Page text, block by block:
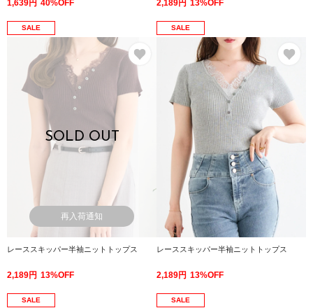
1,639円 40%OFF 2,189円 13%OFF
SALE
SOLD OUT
再入荷通知
レーススキッパー半袖ニットトップス
2,189円 13%OFF
SALE
レーススキッパー半袖ニットトップス
2,189円 13%OFF
SALE SALE